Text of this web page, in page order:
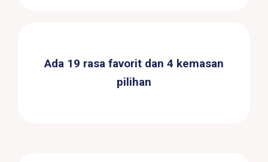
Ada 19 rasa favorit dan 4 kemasan
pilihan